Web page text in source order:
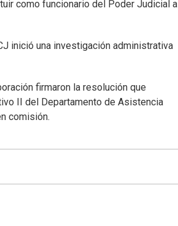
como funcionario del Poder Judicial a
inició una investigación administrativa
firmaron la resolución que
II del Departamento de Asistencia
comisión.